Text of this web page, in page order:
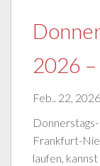
2026
Feb.. 22,
Frankfurt-
laufen,